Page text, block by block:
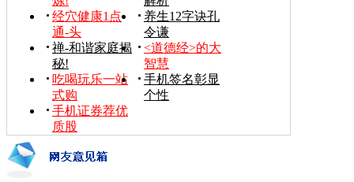
经穴健康1点
通-头
养生12字诀孔
令谦
禅-和谐家庭揭
秘!
<道德经>的大
智慧
吃喝玩乐一站
式购
手机签名彰显
个性
手机证券荐优
质股